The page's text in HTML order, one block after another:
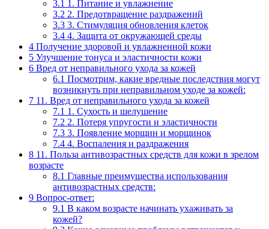
3.1 1. Питание и увлажнение
3.2 2. Предотвращение раздражений
3.3 3. Стимуляция обновления клеток
3.4 4. Защита от окружающей среды
4 Получение здоровой и увлажненной кожи
5 Улучшение тонуса и эластичности кожи
6 Вред от неправильного ухода за кожей
6.1 Посмотрим, какие вредные последствия могут
возникнуть при неправильном уходе за кожей:
7 11. Вред от неправильного ухода за кожей
7.1 1. Сухость и шелушение
7.2 2. Потеря упругости и эластичности
7.3 3. Появление морщин и морщинок
7.4 4. Воспаления и раздражения
8 11. Польза антивозрастных средств для кожи в зрелом
возрасте
8.1 Главные преимущества использования
антивозрастных средств:
9 Вопрос-ответ:
9.1 В каком возрасте начинать ухаживать за
кожей?